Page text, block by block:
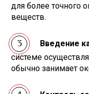
для более точного
веществ.
Введение
системе
обычно занимает